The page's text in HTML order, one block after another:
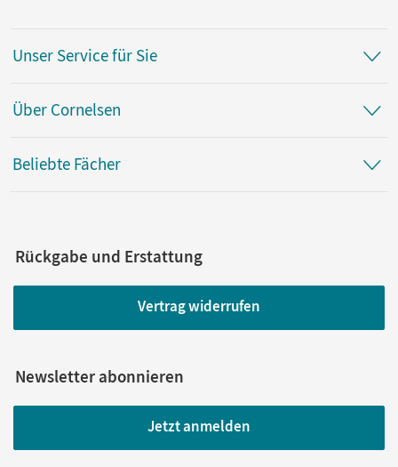
Unser Service für Sie
Über Cornelsen
Beliebte Fächer
Rückgabe und Erstattung
Vertrag widerrufen
Newsletter abonnieren
Jetzt anmelden